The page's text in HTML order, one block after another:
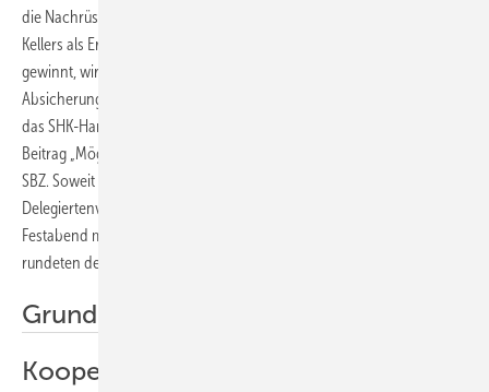
die Nachrüstung von Rückstauverschlüssen. Da die Nutzung des
Kellers als Ergänzung des Wohnraums immer mehr an Bedeutung
gewinnt, wird auch die häufig dadurch erforderlich werdende
Absicherung gegen Rückstau ein immer lukrativeres Geschäftsfeld für
das SHK-Handwerk. Alles Wissenswerte hierzu erfahren Sie in dem
Beitrag „Möglichkeiten zum Schutz vor Rückstau“ auf Seite 50 dieser
SBZ. Soweit zu den Fachtagungen. Über die Ergebnisse der
Delegiertenversammlung berichten wir in der nächsten SBZ. Ein
Festabend mit Showprogramm sowie ein Besichtigungsprogramm
rundeten den Verbandstag ab.
Grundgedanken
Kooperation mit Schornsteinfegern